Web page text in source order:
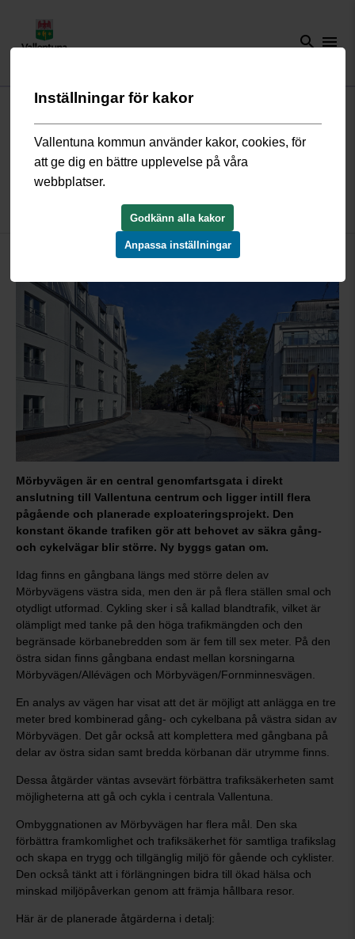
search menu
Start/Trafik och resor/ Nyheter trafik och resor
Nu byggs Mörbyvägen om
Mörbyvägen är en central genomfartsgata i direkt
anslutning till Vallentuna centrum och ligger intill flera
pågående och planerade exploateringsprojekt. Den
konstant ökande trafiken gör att behovet av säkra gång-
och cykelvägar blir större. Ny byggs gatan om.
Idag finns en gångbana längs med större delen av
Mörbyvägens västra sida, men den är på flera ställen smal och
otydligt utformad. Cykling sker i så kallad blandtrafik, vilket är
olämpligt med tanke på den höga trafikmängden och den
begränsade körbanebredden som är fem till sex meter. På den
östra sidan finns gångbana endast mellan korsningarna
Mörbyvägen/Allévägen och Mörbyvägen/Fornminnesvägen.
En analys av vägen har visat att det är möjligt att anlägga en tre
meter bred kombinerad gång- och cykelbana på västra sidan av
Mörbyvägen. Det går också att komplettera med gångbana på
delar av östra sidan samt bredda körbanan där utrymme finns.
Dessa åtgärder väntas avsevärt förbättra trafiksäkerheten samt
möjligheterna att gå och cykla i centrala Vallentuna.
Ombyggnationen av Mörbyvägen har flera mål. Den ska
förbättra framkomlighet och trafiksäkerhet för samtliga trafikslag
och skapa en trygg och tillgänglig miljö för gående och cyklister.
Den också tänkt att i förlängningen bidra till ökad hälsa och
minskad miljöpåverkan genom att främja hållbara resor.
Här är de planerade åtgärderna i detalj:
Inställningar för kakor
Vallentuna kommun använder kakor, cookies, för
att ge dig en bättre upplevelse på våra
webbplatser.
Godkänn alla kakor
Anpassa inställningar